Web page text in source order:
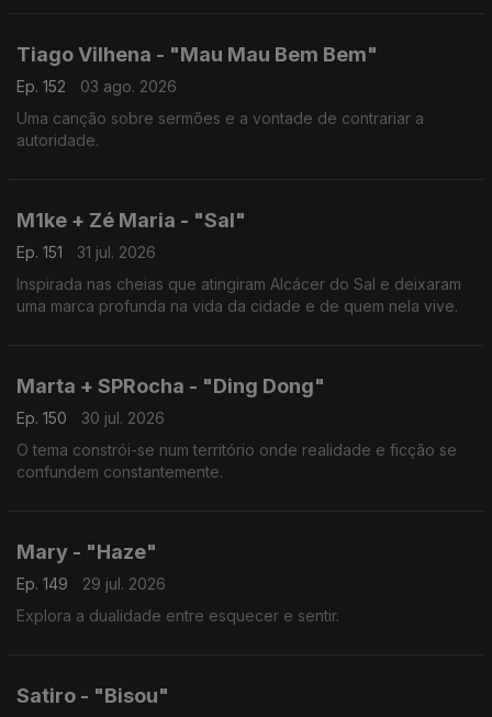
Tiago Vilhena - "Mau Mau Bem Bem"
Ep. 152
03 ago. 2026
Uma canção sobre sermões e a vontade de contrariar a
autoridade.
M1ke + Zé Maria - "Sal"
Ep. 151
31 jul. 2026
Inspirada nas cheias que atingiram Alcácer do Sal e deixaram
uma marca profunda na vida da cidade e de quem nela vive.
Marta + SPRocha - "Ding Dong"
Ep. 150
30 jul. 2026
O tema constrói-se num território onde realidade e ficção se
confundem constantemente.
Mary - "Haze"
Ep. 149
29 jul. 2026
Explora a dualidade entre esquecer e sentir.
Satiro - "Bisou"